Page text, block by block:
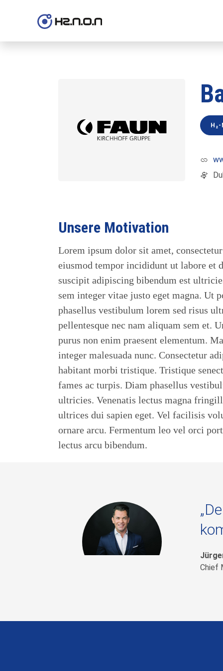
Unsere Motivation
Lorem ipsum dolor sit amet,
eiusmod tempor incididunt ut labore et
suscipit adipiscing bibendum est
sem integer vitae justo eget magna. Ut
phasellus vestibulum lorem sed risus
pellentesque nec nam aliquam sem et.
purus non enim praesent elementum.
integer malesuada nunc. Consectetur
habitant morbi tristique. Tristique
fames ac turpis. Diam phasellus
ultricies. Venenatis lectus magna
ultrices dui sapien eget. Vel facilisis
ornare arcu. Fermentum leo vel orci
lectus arcu bibendum.
Chief